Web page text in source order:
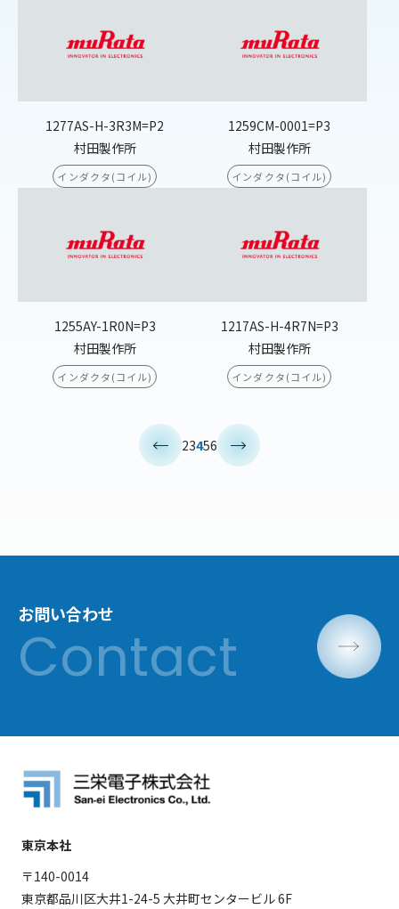
1277AS-H-3R3M=P2
村田製作所
インダクタ(コイル)
1259CM-0001=P3
村田製作所
インダクタ(コイル)
1255AY-1R0N=P3
村田製作所
インダクタ(コイル)
1217AS-H-4R7N=P3
村田製作所
インダクタ(コイル)
23456
お問い合わせ
東京本社
〒140-0014
東京都品川区大井1-24-5 大井町センタービル 6F